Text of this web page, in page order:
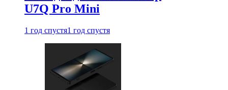
U7Q Pro Mini
1 год спустя1 год спустя